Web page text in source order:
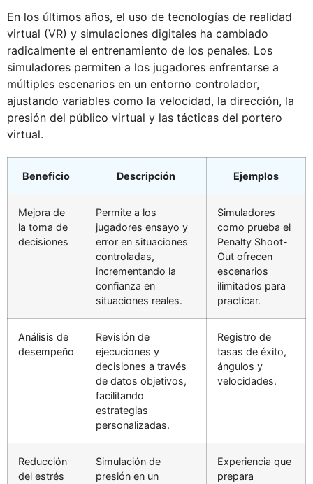
En los últimos años, el uso de tecnologías de realidad
virtual (VR) y simulaciones digitales ha cambiado
radicalmente el entrenamiento de los penales. Los
simuladores permiten a los jugadores enfrentarse a
múltiples escenarios en un entorno controlador,
ajustando variables como la velocidad, la dirección, la
presión del público virtual y las tácticas del portero
virtual.
Beneficio Descripción Ejemplos
Mejora de
la toma de
decisiones
Permite a los
jugadores ensayo y
error en situaciones
controladas,
incrementando la
confianza en
situaciones reales.
Simuladores
como prueba el
Penalty Shoot-
Out ofrecen
escenarios
ilimitados para
practicar.
Análisis de
desempeño
Revisión de
ejecuciones y
decisiones a través
de datos objetivos,
facilitando
estrategias
personalizadas.
Registro de
tasas de éxito,
ángulos y
velocidades.
Reducción
del estrés
Simulación de
presión en un
Experiencia que
prepara